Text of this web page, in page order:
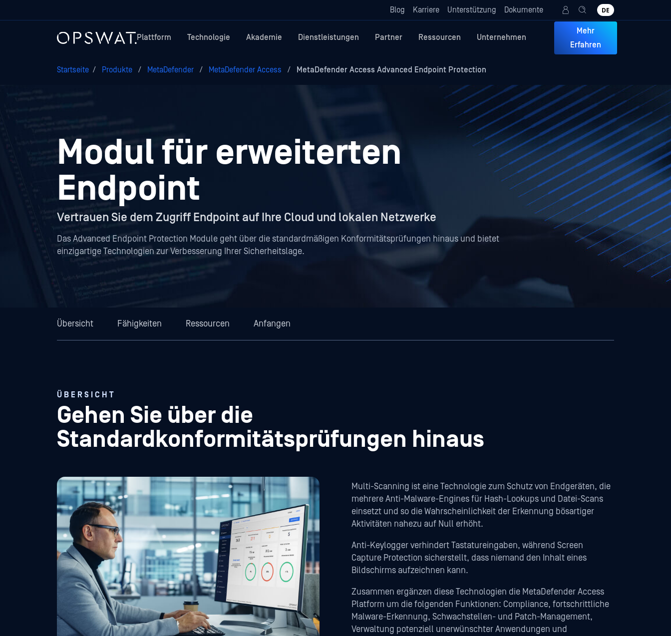
Blog Karriere Unterstützung Dokumente DE
Plattform Technologie Akademie Dienstleistungen Partner Ressourcen Unternehmen
Mehr
Erfahren
Startseite / Produkte / MetaDefender / MetaDefender Access / MetaDefender Access Advanced Endpoint Protection
Modul für erweiterten
Endpoint
Vertrauen Sie dem Zugriff Endpoint auf Ihre Cloud und lokalen Netzwerke
Das Advanced Endpoint Protection Module geht über die standardmäßigen Konformitätsprüfungen hinaus und bietet
einzigartige Technologien zur Verbesserung Ihrer Sicherheitslage.
Übersicht Fähigkeiten Ressourcen Anfangen
ÜBERSICHT
Gehen Sie über die
Standardkonformitätsprüfungen hinaus
Multi-Scanning ist eine Technologie zum Schutz von Endgeräten, die
mehrere Anti-Malware-Engines für Hash-Lookups und Datei-Scans
einsetzt und so die Wahrscheinlichkeit der Erkennung bösartiger
Aktivitäten nahezu auf Null erhöht.
Anti-Keylogger verhindert Tastatureingaben, während Screen
Capture Protection sicherstellt, dass niemand den Inhalt eines
Bildschirms aufzeichnen kann.
Zusammen ergänzen diese Technologien die MetaDefender Access
Platform um die folgenden Funktionen: Compliance, fortschrittliche
Malware-Erkennung, Schwachstellen- und Patch-Management,
Verwaltung potenziell unerwünschter Anwendungen und